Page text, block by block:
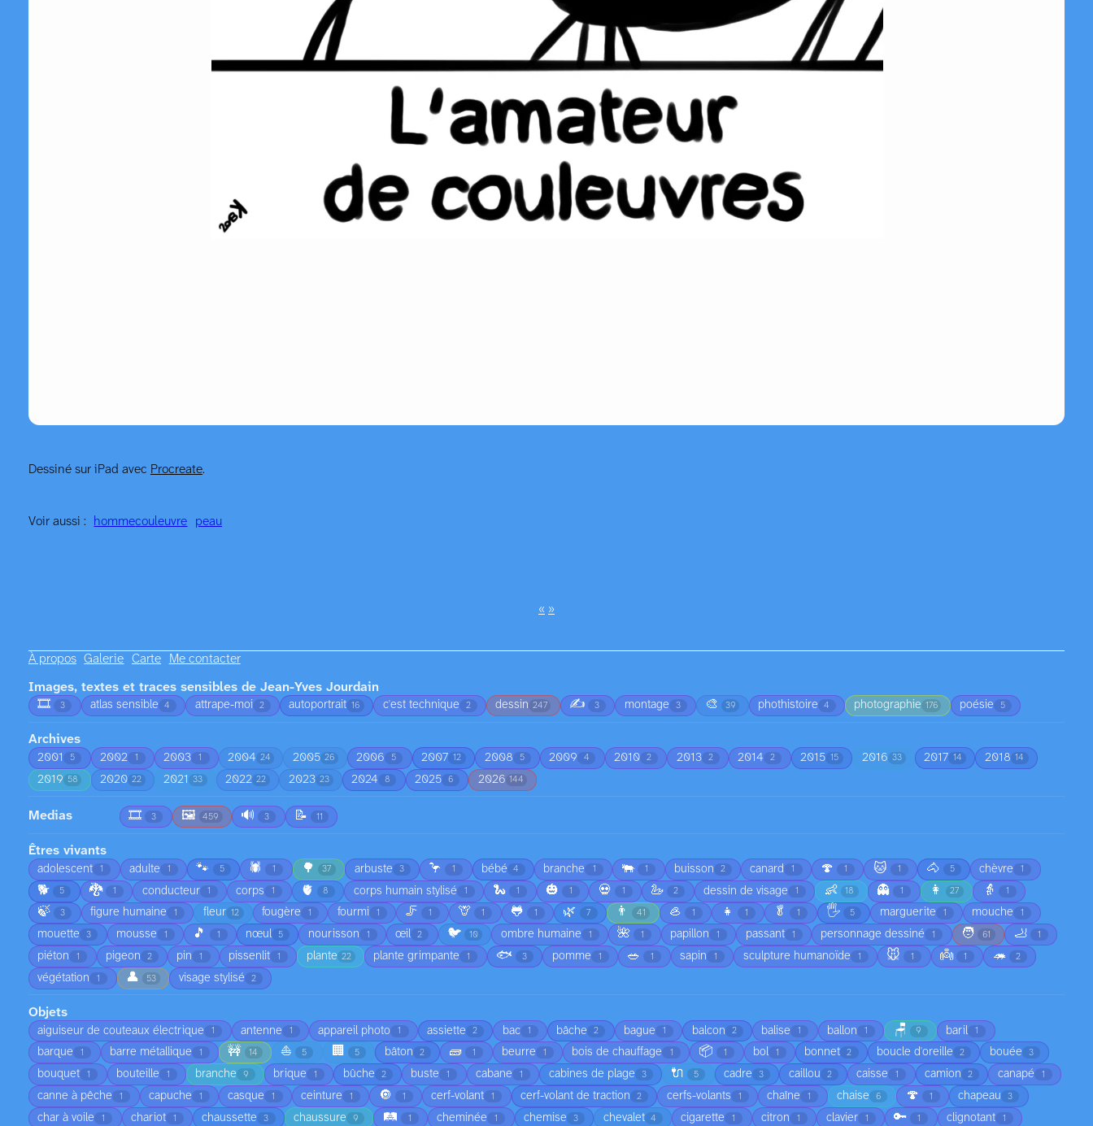
Dessiné sur iPad avec Procreate.
Voir aussi : hommecouleuvre peau
« »
À propos Galerie Carte Me contacter
Images, textes et traces sensibles de Jean-Yves Jourdain
🎞️
3 atlas sensible 4 attrape-moi 2 autoportrait 16 c'est technique 2 dessin 247 ✍️ 3 montage 3 🎨 39 phothistoire 4 photographie 176 poésie 5
Archives
2001 5 2002 1 2003 1 2004 24 2005 26 2006 5 2007 12 2008 5 2009 4 2010 2 2013 2 2014 2 2015 15 2016 33 2017 14 2018 14
2019 58 2020 22 2021 33 2022 22 2023 23 2024 8 2025 6 2026 144
Medias 🎞️ 3 🖼️ 459 🔊 3 📝 11
Êtres vivants
adolescent 1 adulte 1 🐾 5 🕷️ 1 🌳 37 arbuste 3 🦩 1 bébé 4 branche 1 🐃 1 buisson 2 canard 1 🍄 1 🐱 1 🐴 5 chèvre 1
🐕 5 🐉 1 conducteur 1 corps 1 🫀 8 corps humain stylisé 1 🐍 1 🎃 1 💀 1 🦢 2 dessin de visage 1 👶 18 👻 1 👩 27 👵 1
🍃 3 figure humaine 1 fleur 12 fougère 1 fourmi 1 🦵 1 🦒 1 🐸 1 🌿 7 👨 41 🦪 1 👧 1 🥬 1 🖐️ 5 marguerite 1 mouche 1
mouette 3 mousse 1 🎵 1 nœul 5 nourisson 1 œil 2 🐦 10 ombre humaine 1 🌺 1 papillon 1 passant 1 personnage dessiné 1 🧑 61 🦶 1
piéton 1 pigeon 2 pin 1 pissenlit 1 plante 22 plante grimpante 1 🐟 3 pomme 1 🥗 1 sapin 1 sculpture humanoïde 1 🐭 1 👼 1 🦔 2
végétation 1 👤 53 visage stylisé 2
Objets
aiguiseur de couteaux électrique 1 antenne 1 appareil photo 1 assiette 2 bac 1 bâche 2 bague 1 balcon 2 balise 1 ballon 1 🪑 9 baril 1
barque 1 barre métallique 1 🚧 14 ⛵ 5 🏢 5 bâton 2 🧱 1 beurre 1 bois de chauffage 1 📦 1 bol 1 bonnet 2 boucle d'oreille 2 bouée 3
bouquet 1 bouteille 1 branche 9 brique 1 bûche 2 buste 1 cabane 1 cabines de plage 3 🔌 5 cadre 3 caillou 2 caisse 1 camion 2 canapé 1
canne à pêche 1 capuche 1 casque 1 ceinture 1 🔘 1 cerf-volant 1 cerf-volant de traction 2 cerfs-volants 1 chaîne 1 chaise 6 🍄 1 chapeau 3
char à voile 1 chariot 1 chaussette 3 chaussure 9 🛤️ 1 cheminée 1 chemise 3 chevalet 4 cigarette 1 citron 1 clavier 1 🔑 1 clignotant 1